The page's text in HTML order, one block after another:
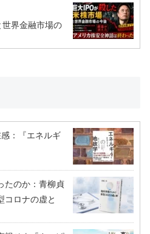
界金融市場の
：『エネルギ
たのか：青柳貞
コロナの虚と